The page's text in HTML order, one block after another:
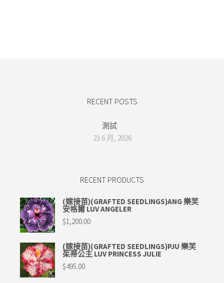
RECENT POSTS
測試
23 6 月, 2026
RECENT PRODUCTS
(嫁接苗)(GRAFTED SEEDLINGS)ANG 樂芙
安格爾 LUV ANGELER
$1,200.00
(嫁接苗)(GRAFTED SEEDLINGS)PJU 樂芙
茱蒂公主 LUV PRINCESS JULIE
$495.00